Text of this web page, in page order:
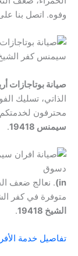
وفوه. اتصل بنا
صيانة بوتاجازات
الذاتي، تسليك
محترفون
سيمنس 19418
.
in) . نعالج ضعف
متوفرة في كفر
الشيخ 19418
.
تفاصيل خدمة